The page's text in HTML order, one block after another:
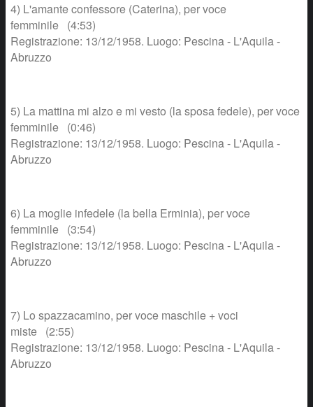
4) L'amante confessore (Caterina), per voce
femminile (4:53)
Registrazione: 13/12/1958. Luogo: Pescina - L'Aquila -
Abruzzo
5) La mattina mi alzo e mi vesto (la sposa fedele), per voce
femminile (0:46)
Registrazione: 13/12/1958. Luogo: Pescina - L'Aquila -
Abruzzo
6) La moglie infedele (la bella Erminia), per voce
femminile (3:54)
Registrazione: 13/12/1958. Luogo: Pescina - L'Aquila -
Abruzzo
7) Lo spazzacamino, per voce maschile + voci
miste (2:55)
Registrazione: 13/12/1958. Luogo: Pescina - L'Aquila -
Abruzzo